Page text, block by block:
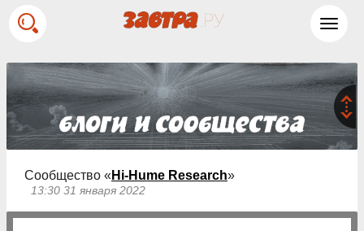
Сообщество « Hi-Hume Research»
13:30 31 января 2022